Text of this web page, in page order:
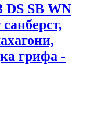
DS SB WN
грифа -